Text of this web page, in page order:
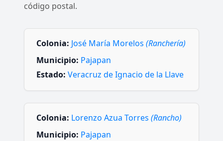
código postal.
Colonia: José María Morelos (Ranchería)
Municipio: Pajapan
Estado: Veracruz de Ignacio de la Llave
Colonia: Lorenzo Azua Torres (Rancho)
Municipio: Pajapan